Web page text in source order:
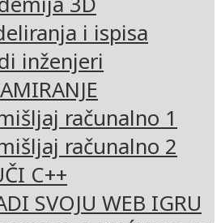
i ispisa
inženjeri
računalno 1
računalno 2
C++
SVOJU WEB IGRU